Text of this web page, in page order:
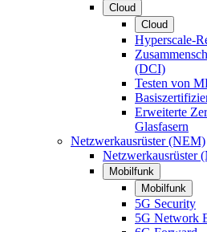
Cloud
Cloud
Hyperscale-
(DCI)
Testen von
Erweiterte
Glasfasern
Netzwerkausrüster (NEM)
Netzwerkausrüster
Mobilfunk
Mobilfunk
5G Security
5G Network